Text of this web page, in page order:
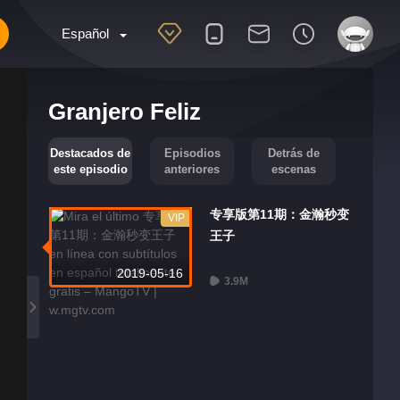
Español
Granjero Feliz
Destacados de
este episodio
Episodios
anteriores
Detrás de
escenas
2019-05-16
VIP
专享版第11期：金瀚秒变
王子
3.9M